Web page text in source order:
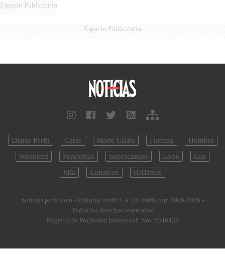
Espacio Publicitario
Espacio Publicitario
Diario Perfil Caras Marie Claire Fortuna
Hombre
Weekend
Parabrisas Supercampo Look
Luz
Mía
Lunateen BATimes
noticias.perfil.com - Editorial Perfil S.A. | © Perfil.com 2006-2026 -
Todos los derechos reservados
Registro de Propiedad Intelectual: Nro. 5346433